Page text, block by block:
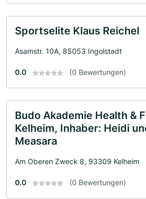
Sportselite Klaus Reichel
Asamstr. 10A, 85053 Ingolstadt
0.0 (0 Bewertungen)
Budo Akademie Health &
Kelheim, Inhaber: Heidi
Measara
Am Oberen Zweck 8, 93309 Kelheim
0.0 (0 Bewertungen)